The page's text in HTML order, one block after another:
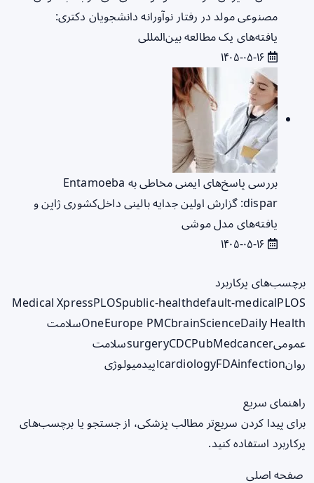
مصنوعی مولد در رفتار نوآورانه دانشجویان دکتری:
یافته‌های یک مطالعه بین‌المللی
بررسی پاسخ‌های ایمنی مخاطی به Entamoeba
dispar: گزارش اولین جدایه بالینی داخل‌کشوری ژاپن و
یافته‌های مدل موشی
برچسب‌های پرکاربرد
Medical XpressPLOSpublic-healthdefault-medicalPLOS
OneEurope PMCbrainScienceDaily Health
سلامت
عمومی
surgeryCDCPubMedcancer
سلامت
روان
cardiologyFDAinfection اپیدمیولوژی
راهنمای سریع
برای پیدا کردن سریع‌تر مطالب پزشکی، از جستجو یا برچسب‌های
پرکاربرد استفاده کنید.
صفحه اصلی